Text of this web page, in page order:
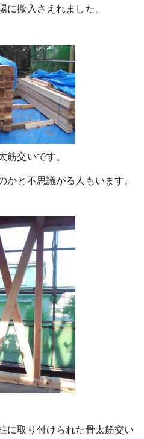
に搬入さえれました。
筋交いです。
と不思議がる人もいます。
に取り付けられた骨太筋交い